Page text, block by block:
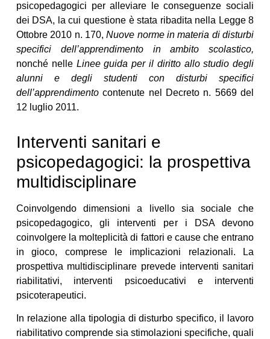
psicopedagogici per alleviare le conseguenze sociali
dei DSA, la cui questione è stata ribadita nella Legge 8
Ottobre 2010 n. 170,Nuove norme in materia di disturbi
specifici dell’apprendimento in ambito scolastico,
nonché nelle Linee guida per il diritto allo studio degli
alunni e degli studenti con disturbi specifici
dell’apprendimentocontenute nel Decreto n. 5669 del
12 luglio 2011.
Interventi sanitari e
psicopedagogici: la prospettiva
multidisciplinare
Coinvolgendo dimensioni a livello sia sociale che
psicopedagogico, gli interventi per i DSA devono
coinvolgere la molteplicità di fattori e cause che entrano
in gioco, comprese le implicazioni relazionali. La
prospettiva multidisciplinare prevede interventi sanitari
riabilitativi, interventi psicoeducativi e interventi
psicoterapeutici.
In relazione alla tipologia di disturbo specifico, il lavoro
riabilitativo comprende sia stimolazioni specifiche, quali